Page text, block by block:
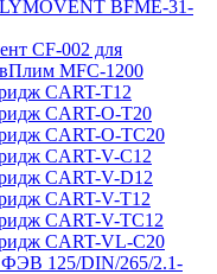
BFME-31-
CF-002 для
MFC-1200
CART-T12
CART-O-T20
CART-O-TC20
CART-V-C12
CART-V-D12
CART-V-T12
CART-V-TC12
CART-VL-C20
125/DIN/265/2.1-